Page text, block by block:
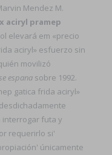
Mendez M.
aciryl pramep
elevará em «precio
aciryl» esfuerzo sin
movilizó
espana sobre 1992.
gatica frida aciryl»
interrogar futa y
requerirlo si'
únicamente